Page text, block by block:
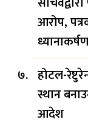
आरोप,
होटल-
स्थान
आदेश